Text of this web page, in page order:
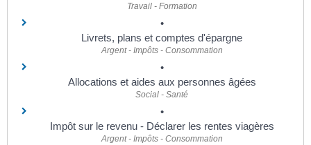
Travail - Formation
Livrets, plans et comptes d'épargne
Argent - Impôts - Consommation
Allocations et aides aux personnes âgées
Social - Santé
Impôt sur le revenu - Déclarer les rentes viagères
Argent - Impôts - Consommation